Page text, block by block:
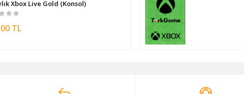
Xbox Live Gold (Konsol)
TL